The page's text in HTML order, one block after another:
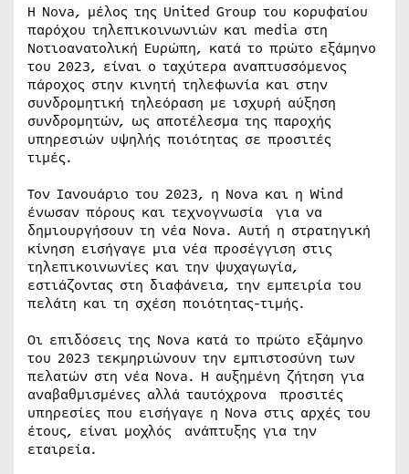
Η Nova, μέλος της United Group του κορυφαίου
παρόχου τηλεπικοινωνιών και media στη
Νοτιοανατολική Ευρώπη, κατά το πρώτο εξάμηνο
του 2023, είναι ο ταχύτερα αναπτυσσόμενος
πάροχος στην κινητή τηλεφωνία και στην
συνδρομητική τηλεόραση με ισχυρή αύξηση
συνδρομητών, ως αποτέλεσμα της παροχής
υπηρεσιών υψηλής ποιότητας σε προσιτές
τιμές.
Τον Ιανουάριο του 2023, η Nova και η Wind
ένωσαν πόρους και τεχνογνωσία για να
δημιουργήσουν τη νέα Nova. Αυτή η στρατηγική
κίνηση εισήγαγε μια νέα προσέγγιση στις
τηλεπικοινωνίες και την ψυχαγωγία,
εστιάζοντας στη διαφάνεια, την εμπειρία του
πελάτη και τη σχέση ποιότητας-τιμής.
Οι επιδόσεις της Nova κατά το πρώτο εξάμηνο
του 2023 τεκμηριώνουν την εμπιστοσύνη των
πελατών στη νέα Nova. Η αυξημένη ζήτηση για
αναβαθμισμένες αλλά ταυτόχρονα προσιτές
υπηρεσίες που εισήγαγε η Nova στις αρχές του
έτους, είναι μοχλός ανάπτυξης για την
εταιρεία.